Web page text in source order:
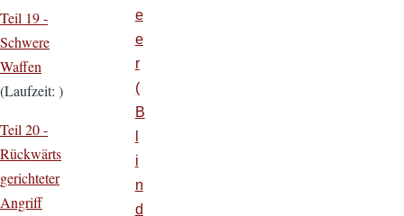
Teil 19 -
Schwere
Waffen
(Laufzeit: )
Teil 20 -
Rückwärts
gerichteter
Angriff
e
e
r
(
B
i
n
d